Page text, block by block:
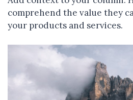
comprehend the value they
your products and services.